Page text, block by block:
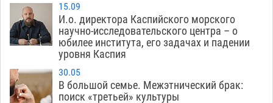
15.09
И.о. директора Каспийского морского
научно-исследовательского центра – о
юбилее института, его задачах и падении
уровня Каспия
30.05
В большой семье. Межэтнический брак:
поиск «третьей» культуры